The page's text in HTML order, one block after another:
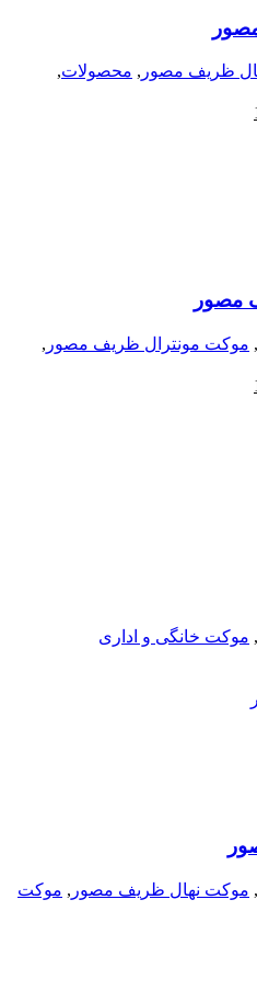
ظریف مصور , محصولات,
, موکت مونترال ظریف مصور ,
, موکت خانگی و اداری
, موکت نهال ظریف مصور , موکت